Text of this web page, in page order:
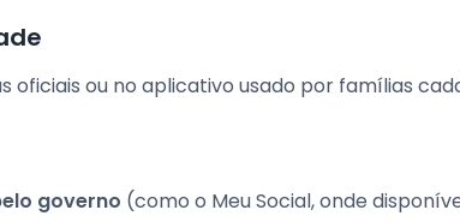
ou no aplicativo usado por famílias
governo (como o Meu Social, onde